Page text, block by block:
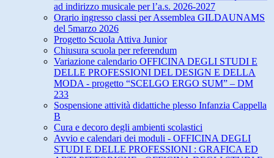
ad indirizzo musicale per l’a.s. 2026-2027
Orario ingresso classi per Assemblea GILDAUNAMS
del 5marzo 2026
Progetto Scuola Attiva Junior
Chiusura scuola per referendum
Variazione calendario OFFICINA DEGLI STUDI E
DELLE PROFESSIONI DEL DESIGN E DELLA
MODA - progetto “SCELGO ERGO SUM” – DM
233
Sospensione attività didattiche plesso Infanzia Cappella
B
Cura e decoro degli ambienti scolastici
Avvio e calendari dei moduli - OFFICINA DEGLI
STUDI E DELLE PROFESSIONI : GRAFICA ED